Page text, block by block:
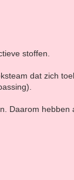
stoffen.
dat zich
Daarom hebben